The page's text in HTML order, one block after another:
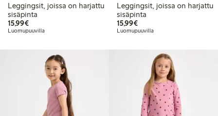
Leggingsit, joissa on harjattu
sisäpinta
15,99€15,99 €
Luomupuuvilla
Leggingsit, joissa on harjattu
sisäpinta
15,99€15,99 €
Luomupuuvilla